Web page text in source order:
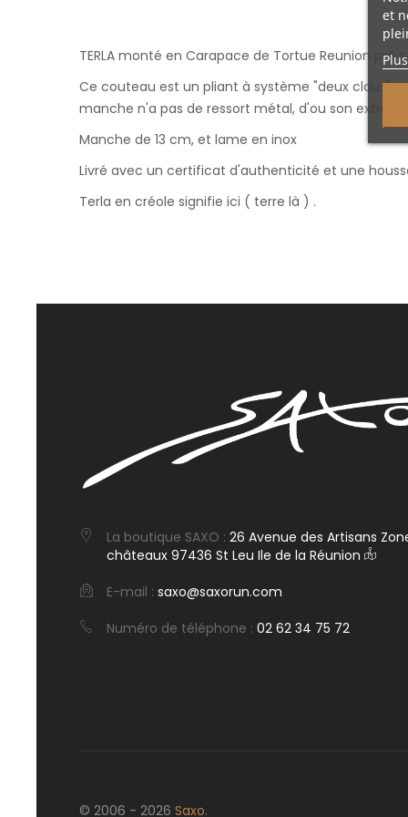
TERLA monté en Carapace de Tortue Reunion
Ce couteau est un pliant à système "deux clous"
manche n'a pas de ressort métal, d'ou son
Manche de 13 cm, et lame en inox
Livré avec un certificat d'authenticité et une
Terla en créole signifie ici ( terre là ) .
La boutique SAXO : 26 Avenue des Artisans
châteaux 97436 St Leu Ile de la Réunion
E-mail : saxo@saxorun.com
Numéro de téléphone : 02 62 34 75 72
© 2006 - 2026 Saxo.
et